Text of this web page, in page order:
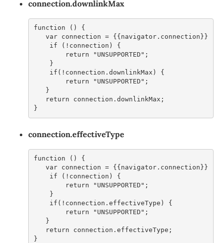
connection.downlinkMax
function ()
{
var
connection = {{ navigator. connection }}
if
( ! connection )
{
return
"UNSUPPORTED" ;
}
if ( ! connection . downlinkMax )
{
return
"UNSUPPORTED" ;
}
return
connection . downlinkMax ;
}
connection.effectiveType
function ()
{
var
connection = {{ navigator. connection }}
if
( ! connection )
{
return
"UNSUPPORTED" ;
}
if ( ! connection . effectiveType )
{
return
"UNSUPPORTED" ;
}
return
connection . effectiveType ;
}